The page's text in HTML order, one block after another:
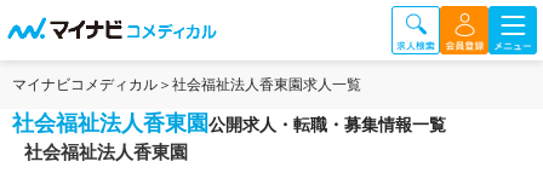
マイナビコメディカル 社会福祉法人香東園求人一覧
社会福祉法人香東園公開求人・転職・募集情報一覧
社会福祉法人香東園